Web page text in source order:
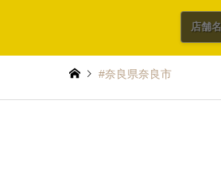
#奈良県奈良市